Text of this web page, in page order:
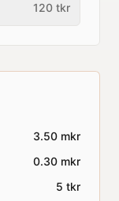
120 tkr
3.50 mkr
0.30 mkr
5 tkr